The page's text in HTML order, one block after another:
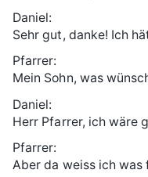
Daniel:
Sehr gut, danke! Ich
Pfarrer:
Mein Sohn, was
Daniel:
Herr Pfarrer, ich wäre
Pfarrer:
Aber da weiss ich was